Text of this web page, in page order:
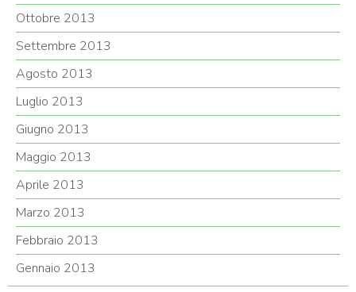
Ottobre 2013
Settembre 2013
Agosto 2013
Luglio 2013
Giugno 2013
Maggio 2013
Aprile 2013
Marzo 2013
Febbraio 2013
Gennaio 2013